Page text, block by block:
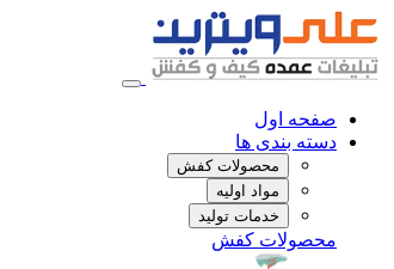
صفحه اول
دسته بندی ها
محصولات کفش
مواد اولیه
خدمات تولید
محصولات کفش